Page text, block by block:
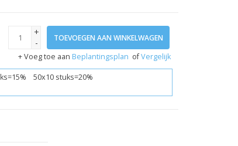
+
-
TOEVOEGEN AAN WINKELWAGEN
+ Voeg toe aan Beplantingsplan ofVergelijk
50x10 stuks=20%